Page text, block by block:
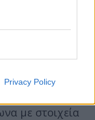
Privacy Policy
ήδη αναρρώσει ή
κατάσταση.
2 Αυγούστου
με στοιχεία